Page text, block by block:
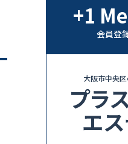
+1
会員登
大阪市中央